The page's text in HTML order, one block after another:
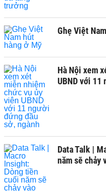
Ghẹ Việt
Hà Nội xem
UBND với 11
Data Talk |
năm sẽ chảy